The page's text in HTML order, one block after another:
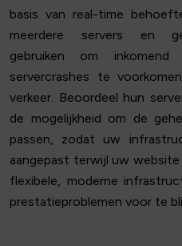
basis van real-time
meerdere servers en
gebruiken om
servercrashes te
verkeer. Beoordeel hun
de mogelijkheid om de
passen, zodat uw
aangepast terwijl uw
flexibele, moderne
prestatieproblemen voor te